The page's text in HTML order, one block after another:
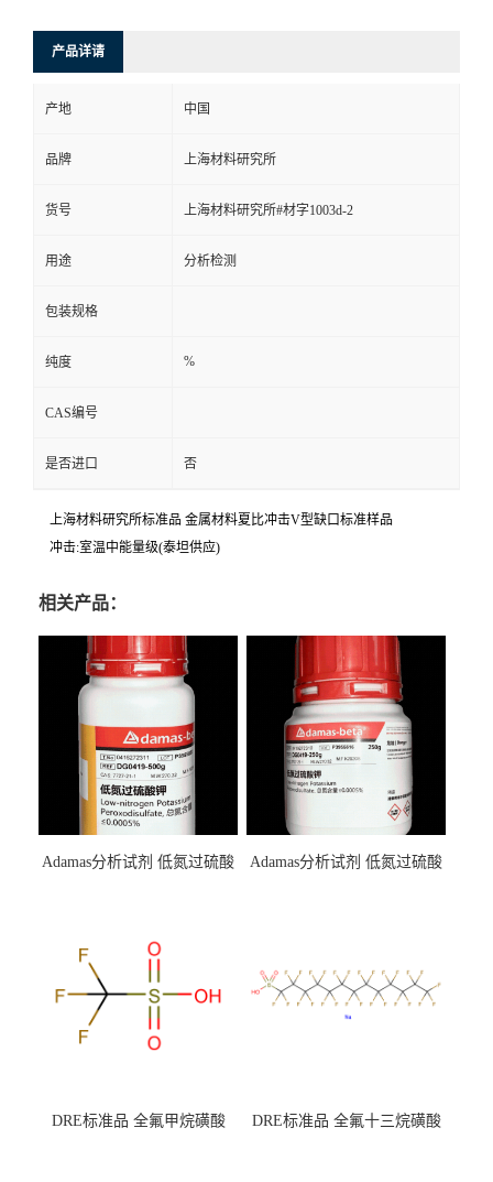
产品详请
产地 中国
品牌 上海材料研究所
货号 上海材料研究所#材字1003d-2
用途 分析检测
包装规格
纯度 %
CAS编号
是否进口 否
上海材料研究所标准品 金属材料夏比冲击V型缺口标准样品
冲击:室温中能量级(泰坦供应)
相关产品：
Adamas分析试剂 低氮过硫酸
（泰坦现货供应）
Adamas分析试剂 低氮过硫酸
DRE标准品 全氟甲烷磺酸
DRE标准品 全氟十三烷磺酸